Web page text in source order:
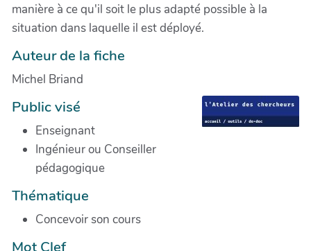
manière à ce qu'il soit le plus adapté possible à la
situation dans laquelle il est déployé.
Auteur de la fiche
Michel Briand
Public visé
Enseignant
Ingénieur ou Conseiller
pédagogique
Thématique
Concevoir son cours
Mot Clef